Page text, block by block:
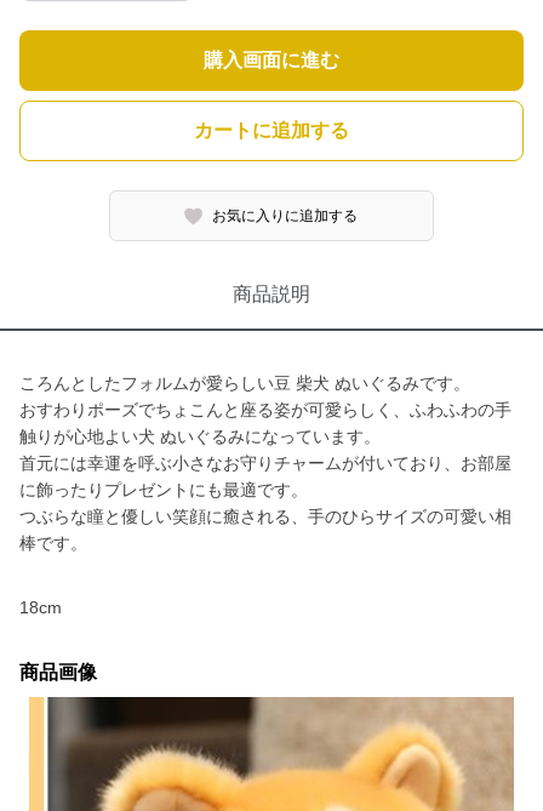
購入画面に進む
カートに追加する
お気に入りに追加する
商品説明
ころんとしたフォルムが愛らしい豆 柴犬 ぬいぐるみです。
おすわりポーズでちょこんと座る姿が可愛らしく、ふわふわの手
触りが心地よい犬 ぬいぐるみになっています。
首元には幸運を呼ぶ小さなお守りチャームが付いており、お部屋
に飾ったりプレゼントにも最適です。
つぶらな瞳と優しい笑顔に癒される、手のひらサイズの可愛い相
棒です。
18cm
商品画像